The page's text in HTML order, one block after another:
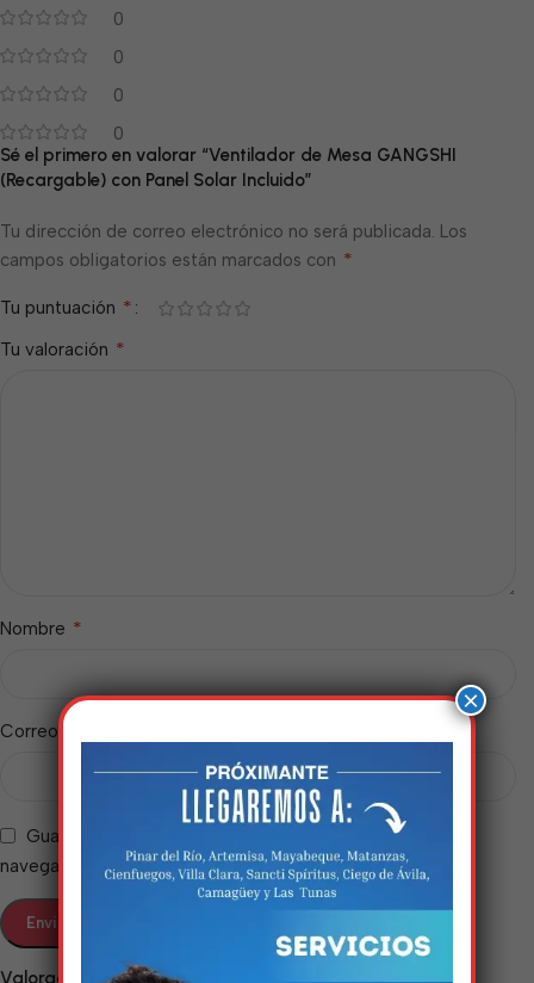
0
0
0
0
Valoraciones
Sé el primero en valorar “Ventilador de Mesa GANGSHI
(Recargable) con Panel Solar Incluido”
Tu dirección de correo electrónico no será publicada. Los
campos obligatorios están marcados con *
Tu puntuación *
Tu valoración *
Nombre *
Correo electrónico
Guarda mi nombre, correo electrónico y web en este
navegador para la próxima vez que comente.
×
Estamos trabalhando
nisso!